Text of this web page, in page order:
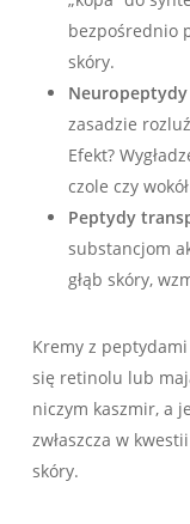
bezpośrednio
skóry.
Neuropeptydy
zasadzie
Efekt?
czole czy
Peptydy
substancjom
głąb skóry,
Kremy z
się retinolu lub
niczym kaszmir, a
zwłaszcza w
skóry.